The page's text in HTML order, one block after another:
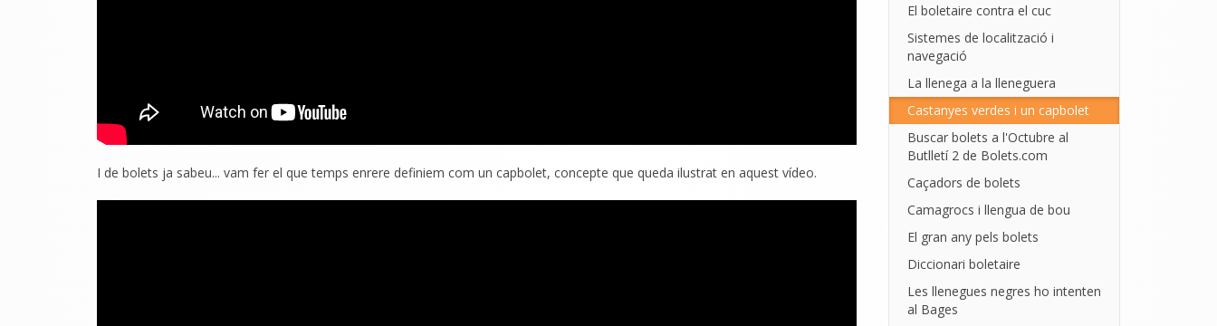
I de bolets ja sabeu... vam fer el que temps enrere definiem com un capbolet, concepte que queda ilustrat en aquest vídeo.
El boletaire contra el cuc
Sistemes de localització i
navegació
La llenega a la lleneguera
Castanyes verdes i un capbolet
Buscar bolets a l'Octubre al
Butlletí 2 de Bolets.com
Caçadors de bolets
Camagrocs i llengua de bou
El gran any pels bolets
Diccionari boletaire
Les llenegues negres ho intenten
al Bages